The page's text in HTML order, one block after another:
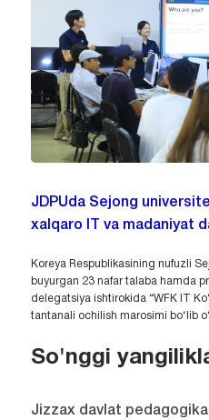
JDPUda Sejong
xalqaro IT va madaniyat
Koreya Respublikasining nufuzli
buyurgan 23 nafar talaba hamda
delegatsiya ishtirokida “WFK IT
tantanali ochilish marosimi bo‘lib
So'nggi
Jizzax davlat